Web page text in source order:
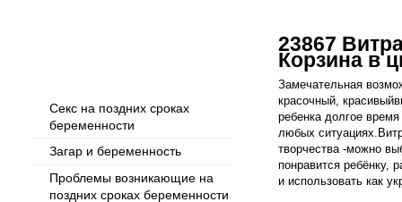
Секс на поздних сроках
беременности
Загар и беременность
Проблемы возникающие на
поздних сроках беременности
23867
Корзина в
Замечательная
красочный,
ребенка долгое
любых
творчества -можно
понравится ребёнку,
и использовать как